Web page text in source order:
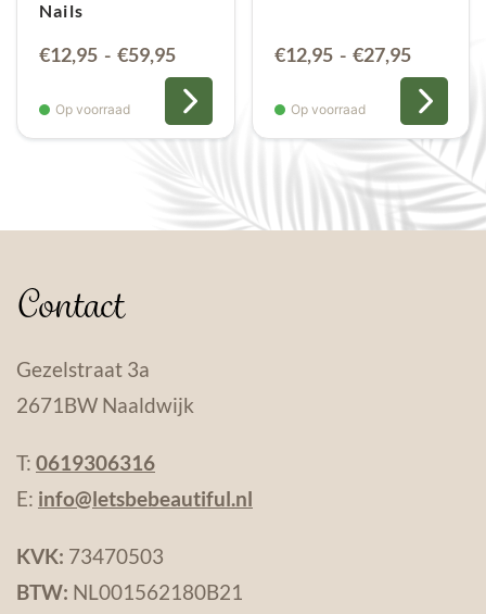
Nails
€12,95 - €59,95
€12,95
tot
€59,95
Op voorraad
€12,95 - €27,95
€12,95
tot
€27,95
Op voorraad
Contact
Gezelstraat 3a
2671BW Naaldwijk
T: 0619306316
E: info@letsbebeautiful.nl
KVK: 73470503
BTW: NL001562180B21